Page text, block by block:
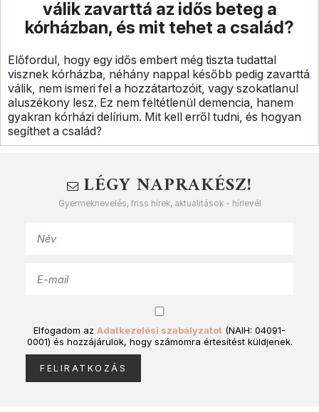
válik zavarttá az idős beteg a
kórházban, és mit tehet a család?
Előfordul, hogy egy idős embert még tiszta tudattal
visznek kórházba, néhány nappal később pedig zavarttá
válik, nem ismeri fel a hozzátartozóit, vagy szokatlanul
aluszékony lesz. Ez nem feltétlenül demencia, hanem
gyakran kórházi delírium. Mit kell erről tudni, és hogyan
segíthet a család?
LÉGY NAPRAKÉSZ!
Gyermeknevelés, friss hírek, aktualitások - hírlevél
Elfogadom az Adatkezelési szabályzatot (NAIH: 04091-
0001) és hozzájárulok, hogy számomra értesítést küldjenek.